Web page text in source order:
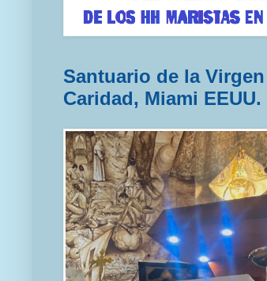
Santuario de la
Caridad, Miami EEUU.